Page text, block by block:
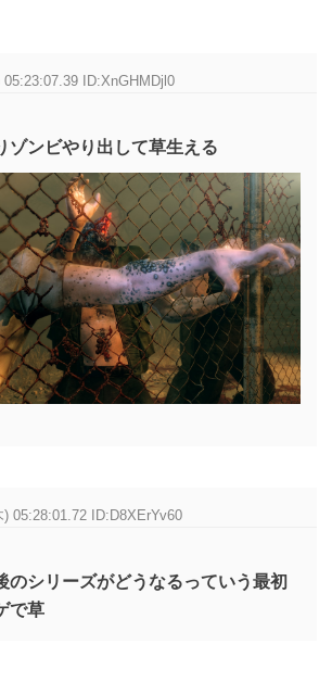
05:23:07.39 ID:XnGHMDjl0
ゾンビやり出して草生える
) 05:28:01.72 ID:D8XErYv60
のシリーズがどうなるっていう最初
で草